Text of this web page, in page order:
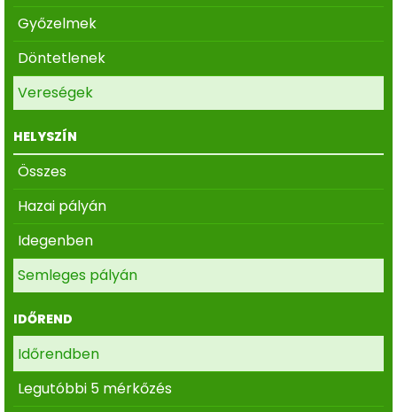
Győzelmek
Döntetlenek
Vereségek
HELYSZÍN
Összes
Hazai pályán
Idegenben
Semleges pályán
IDŐREND
Időrendben
Legutóbbi 5 mérkőzés